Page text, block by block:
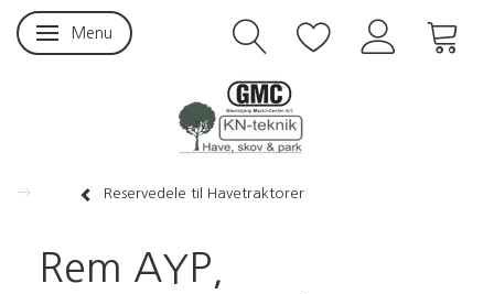
Skifte navigation
Menu
Reservedele til Havetraktorer
Rem AYP,